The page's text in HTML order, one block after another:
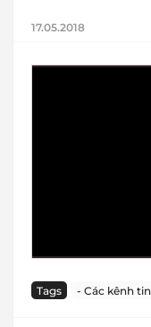
17.05.2018
Tags - Các kênh